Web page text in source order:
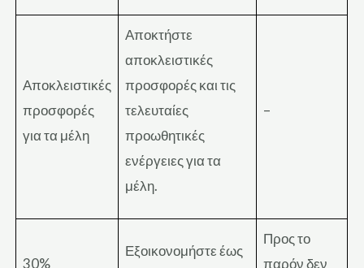
Αποκλειστικές
προσφορές
για τα μέλη
Αποκτήστε
αποκλειστικές
προσφορές και τις
τελευταίες
προωθητικές
ενέργειες για τα
μέλη.
–
30%
Εξοικονομήστε έως
Προς το
παρόν δεν